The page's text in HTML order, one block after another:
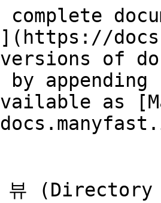
versions of
as
뷰 (Directory